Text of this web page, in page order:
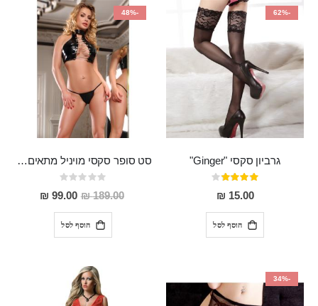
-62%
גרביון סקסי "Ginger"
דירוג:
80%
15.00 ₪
הוסף לסל
-48%
סט סופר סקסי מויניל מתאים למידות אקסטרא סמול עד מדיום Daffodil
Rating:
0%
189.00 ₪
מחיר
מבצע
99.00 ₪
הוסף לסל
-34%